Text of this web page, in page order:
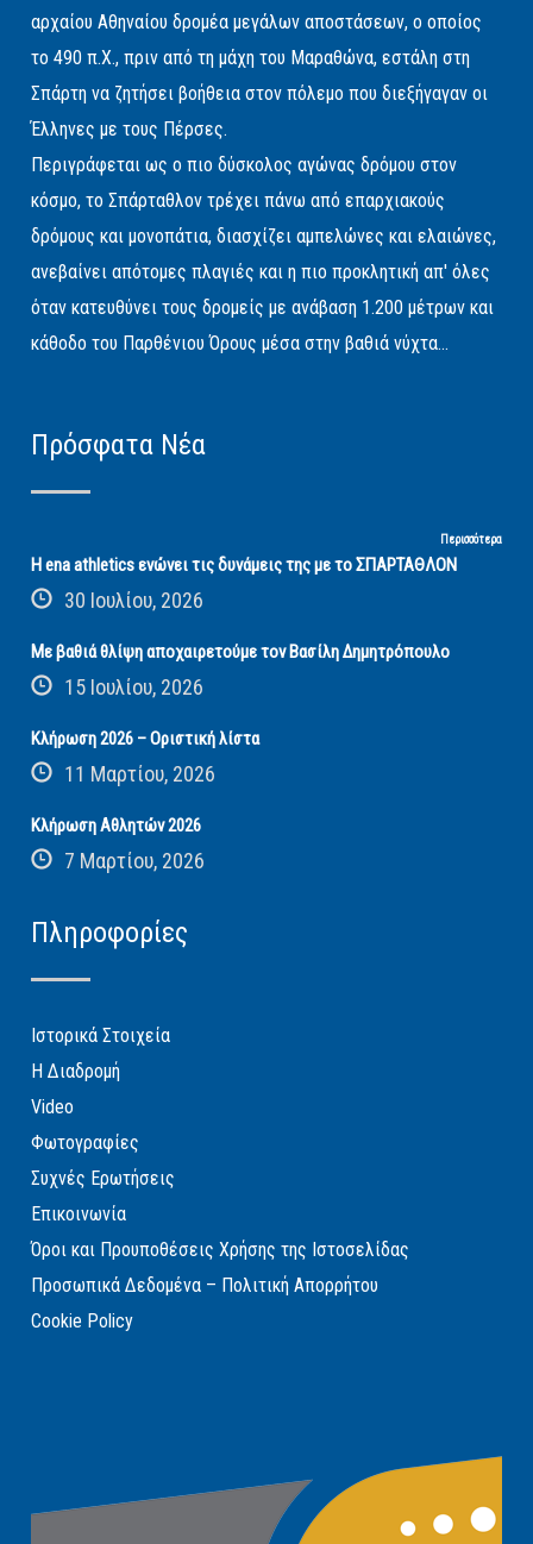
αρχαίου Αθηναίου δρομέα μεγάλων αποστάσεων, ο οποίος
το 490 π.Χ., πριν από τη μάχη του Μαραθώνα, εστάλη στη
Σπάρτη να ζητήσει βοήθεια στον πόλεμο που διεξήγαγαν οι
Έλληνες με τους Πέρσες.
Περιγράφεται ως ο πιο δύσκολος αγώνας δρόμου στον
κόσμο, το Σπάρταθλον τρέχει πάνω από επαρχιακούς
δρόμους και μονοπάτια, διασχίζει αμπελώνες και ελαιώνες,
ανεβαίνει απότομες πλαγιές και η πιο προκλητική απ' όλες
όταν κατευθύνει τους δρομείς με ανάβαση 1.200 μέτρων και
κάθοδο του Παρθένιου Όρους μέσα στην βαθιά νύχτα...
Πρόσφατα Νέα
Περισσότερα
Η ena athletics ενώνει τις δυνάμεις της με το ΣΠΑΡΤΑΘΛΟΝ
30 Ιουλίου, 2026
Με βαθιά θλίψη αποχαιρετούμε τον Βασίλη Δημητρόπουλο
15 Ιουλίου, 2026
Κλήρωση 2026 – Οριστική λίστα
11 Μαρτίου, 2026
Κλήρωση Αθλητών 2026
7 Μαρτίου, 2026
Πληροφορίες
Ιστορικά Στοιχεία
Η Διαδρομή
Video
Φωτογραφίες
Συχνές Ερωτήσεις
Επικοινωνία
Όροι και Προυποθέσεις Χρήσης της Ιστοσελίδας
Προσωπικά Δεδομένα – Πολιτική Απορρήτου
Cookie Policy